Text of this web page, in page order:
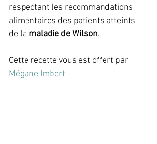
respectant les recommandations
alimentaires des patients atteints
de la maladie de Wilson.
Cette recette vous est offert par
Mégane Imbert